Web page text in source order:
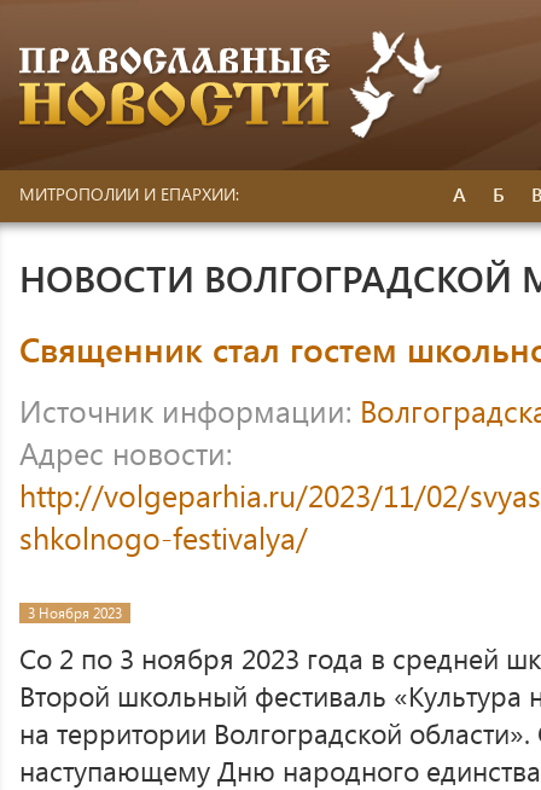
МИТРОПОЛИИ И ЕПАРХИИ: А Б
НОВОСТИ
Священник стал гостем
Источник информации:
Адрес новости:
http://volgeparhia.ru/2023/11/02/
shkolnogo-festivalya/
3 Ноября 2023
Со 2 по 3 ноября 2023 года в средней
Второй школьный фестиваль
на территории Волгоградской
наступающему Дню народного